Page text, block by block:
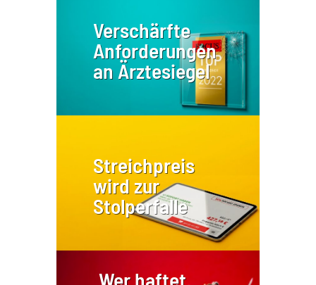
Verschärfte
Anforderungen
an Ärztesiegel
Streichpreis
wird zur
Stolperfalle
Wer haftet,